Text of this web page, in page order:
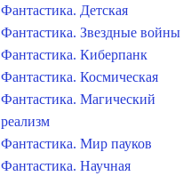
Фантастика. Детская
Фантастика. Звездные войны
Фантастика. Киберпанк
Фантастика. Космическая
Фантастика. Магический
реализм
Фантастика. Мир пауков
Фантастика. Научная